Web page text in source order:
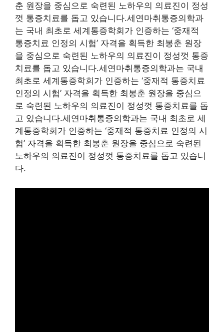
춘 원장을 중심으로 숙련된 노하우의 의료진이 정성
껏 통증치료를 돕고 있습니다.세연마취통증의학과
는 국내 최초로 세계통증학회가 인증하는 ‘중재적
통증치료 인정의 시험’ 자격을 획득한 최봉춘 원장
을 중심으로 숙련된 노하우의 의료진이 정성껏 통증
치료를 돕고 있습니다.세연마취통증의학과는 국내
최초로 세계통증학회가 인증하는 ‘중재적 통증치료
인정의 시험’ 자격을 획득한 최봉춘 원장을 중심으
로 숙련된 노하우의 의료진이 정성껏 통증치료를 돕
고 있습니다.세연마취통증의학과는 국내 최초로 세
계통증학회가 인증하는 ‘중재적 통증치료 인정의 시
험’ 자격을 획득한 최봉춘 원장을 중심으로 숙련된
노하우의 의료진이 정성껏 통증치료를 돕고 있습니
다.